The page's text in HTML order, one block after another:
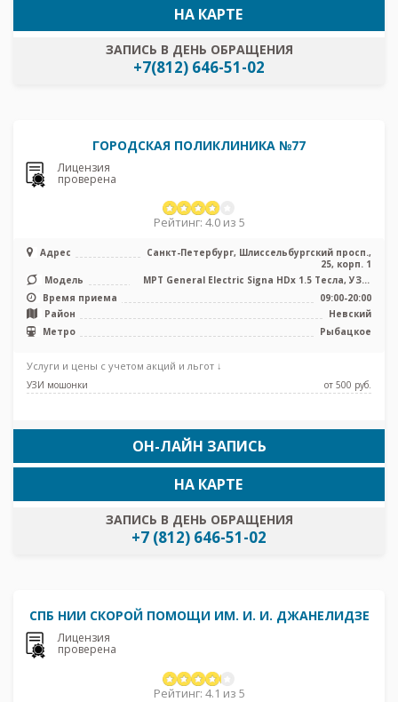
ЗАПИСЬ В ДЕНЬ ОБРАЩЕНИЯ
+7(812) 646-51-02
НА КАРТЕ
ГОРОДСКАЯ ПОЛИКЛИНИКА №77
Лицензия
проверена
Рейтинг: 4.0 из 5
Адрес
Санкт-Петербург, Шлиссельбургский просп.,
25, корп. 1
Модель
МРТ General Electric Signa HDх 1.5 Тесла, УЗИ,
Рентген
Время приема
09:00-20:00
Район
Невский
Метро
Рыбацкое
Услуги и цены с учетом акций и льгот ↓
УЗИ мошонки от 500 pуб.
ОН-ЛАЙН ЗАПИСЬ
ЗАПИСЬ В ДЕНЬ ОБРАЩЕНИЯ
+7 (812) 646-51-02
НА КАРТЕ
СПБ НИИ СКОРОЙ ПОМОЩИ ИМ. И. И. ДЖАНЕЛИДЗЕ
Лицензия
проверена
Рейтинг: 4.1 из 5